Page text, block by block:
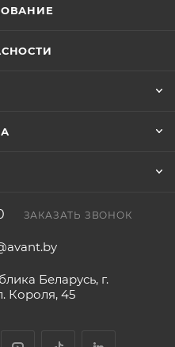
ЗАКАЗАТЬ ЗВОНОК
Беларусь, г.
Короля, 45